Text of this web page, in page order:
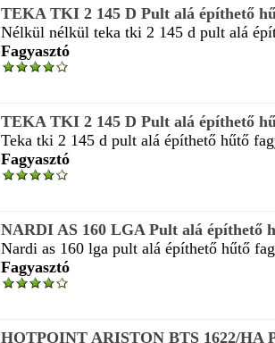
TEKA TKI 2 145 D Pult alá építhető
Nélkül nélkül teka tki 2 145 d pult alá
Fagyasztó
TEKA TKI 2 145 D Pult alá építhető
Teka tki 2 145 d pult alá építhető hűtő
Fagyasztó
NARDI AS 160 LGA Pult alá építhető
Nardi as 160 lga pult alá építhető hűtő
Fagyasztó
HOTPOINT ARISTON BTS 1622/HA